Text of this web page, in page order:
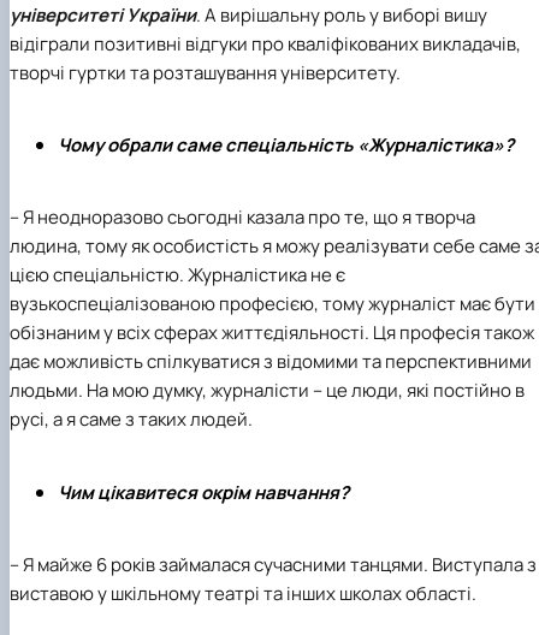
університеті України. А вирішальну роль у виборі вишу
відіграли позитивні відгуки про кваліфікованих викладачів,
творчі гуртки та розташування університету.
Чому обрали саме спеціальність «Журналістика»?
– Я неодноразово сьогодні казала про те, що я творча
людина, тому як особистість я можу реалізувати себе саме
цією спеціальністю. Журналістика не є
вузькоспеціалізованою професією, тому журналіст має бути
обізнаним у всіх сферах життєдіяльності. Ця професія також
дає можливість спілкуватися з відомими та перспективними
людьми. На мою думку, журналісти – це люди, які постійно в
русі, а я саме з таких людей.
Чим цікавитеся окрім навчання?
– Я майже 6 років займалася сучасними танцями. Виступала з
виставою у шкільному театрі та інших школах області.